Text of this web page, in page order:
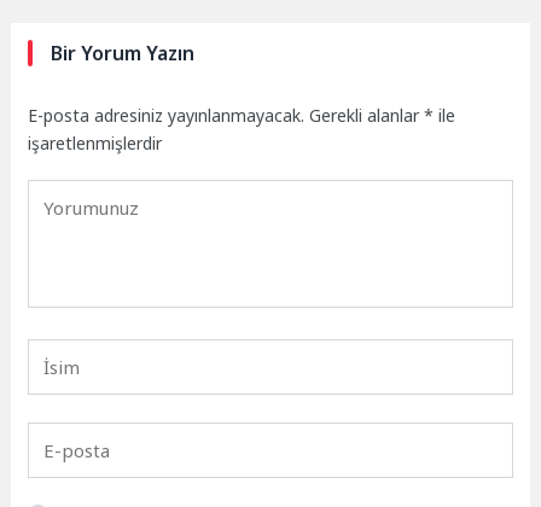
Bir Yorum Yazın
E-posta adresiniz yayınlanmayacak. Gerekli alanlar* ile
işaretlenmişlerdir